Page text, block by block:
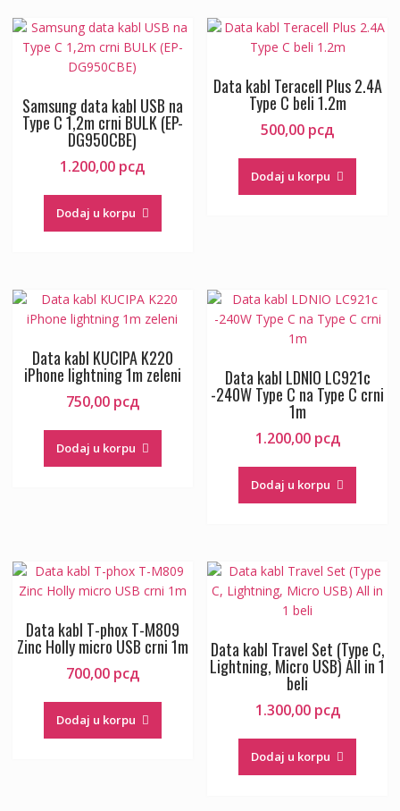
Samsung data kabl USB na
Type C 1,2m crni BULK (EP-
DG950CBE)
1.200,00 рсд
Dodaj u korpu
Data kabl Teracell Plus 2.4A
Type C beli 1.2m
500,00 рсд
Dodaj u korpu
Data kabl KUCIPA K220
iPhone lightning 1m zeleni
750,00 рсд
Dodaj u korpu
Data kabl LDNIO LC921c
-240W Type C na Type C crni
1m
1.200,00 рсд
Dodaj u korpu
Data kabl T-phox T-M809
Zinc Holly micro USB crni 1m
700,00 рсд
Dodaj u korpu
Data kabl Travel Set (Type C,
Lightning, Micro USB) All in 1
beli
1.300,00 рсд
Dodaj u korpu